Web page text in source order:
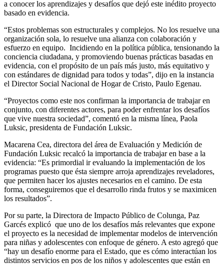
a conocer los aprendizajes y desafíos que dejó este inédito proyecto
basado en evidencia.
“Estos problemas son estructurales y complejos. No los resuelve una
organización sola, lo resuelve una alianza con colaboración y
esfuerzo en equipo. Incidiendo en la política pública, tensionando la
conciencia ciudadana, y promoviendo buenas prácticas basadas en
evidencia, con el propósito de un país más justo, más equitativo y
con estándares de dignidad para todos y todas”, dijo en la instancia
el Director Social Nacional de Hogar de Cristo, Paulo Egenau.
“Proyectos como este nos confirman la importancia de trabajar en
conjunto, con diferentes actores, para poder enfrentar los desafíos
que vive nuestra sociedad”, comentó en la misma línea, Paola
Luksic, presidenta de Fundación Luksic.
Macarena Cea, directora del área de Evaluación y Medición de
Fundación Luksic recalcó la importancia de trabajar en base a la
evidencia: “Es primordial ir evaluando la implementación de los
programas puesto que ésta siempre arroja aprendizajes reveladores,
que permiten hacer los ajustes necesarios en el camino. De esta
forma, conseguiremos que el desarrollo rinda frutos y se maximicen
los resultados”.
Por su parte, la Directora de Impacto Público de Colunga, Paz
Garcés explicó que uno de los desafíos más relevantes que expone
el proyecto es la necesidad de implementar modelos de intervención
para niñas y adolescentes con enfoque de género. A esto agregó que
“hay un desafío enorme para el Estado, que es cómo interactúan los
distintos servicios en pos de los niños y adolescentes que están en